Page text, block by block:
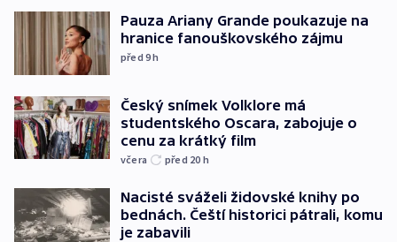
Pauza Ariany Grande poukazuje na
hranice fanouškovského zájmu
před 9h
Český snímek Volklore má
studentského Oscara, zabojuje o
cenu za krátký film
včera před 20 h
Nacisté sváželi židovské knihy po
bednách. Čeští historici pátrali, komu
je zabavili